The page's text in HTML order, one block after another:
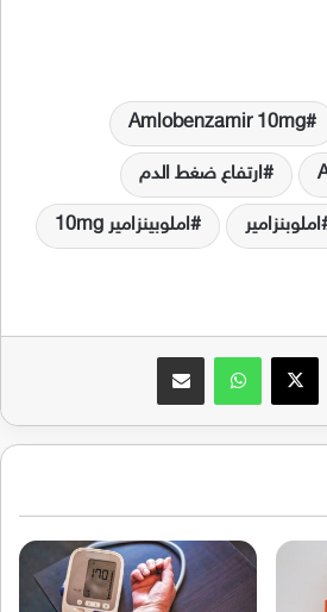
Amlobenzamir 10mg
ارتفاع ضغط الدم
املوبنزامير املوبينزامير 10mg
فيسبوك واتساب